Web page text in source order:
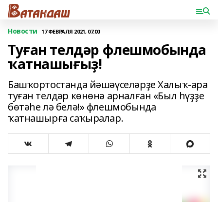
Новости 17 ФЕВРАЛЯ 2021, 07:00
Туған телдәр флешмобында
ҡатнашығыҙ!
Башҡортостанда йәшәүселәрҙе Халыҡ-ара
туған телдәр көнөнә арналған «Был һүҙҙе
бөтәһе лә белә!» флешмобында
ҡатнашырға саҡыралар.